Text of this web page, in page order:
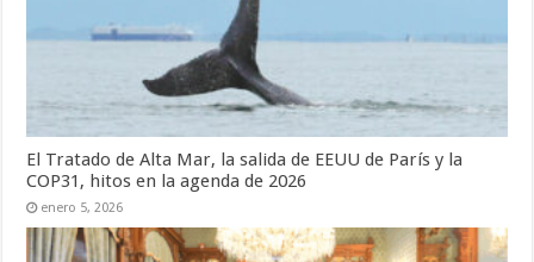
El Tratado de Alta Mar, la salida de EEUU de París y la
COP31, hitos en la agenda de 2026
enero 5, 2026